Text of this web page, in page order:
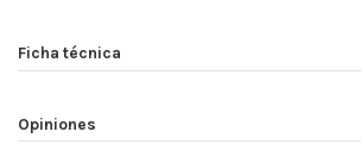
Ficha técnica
Opiniones